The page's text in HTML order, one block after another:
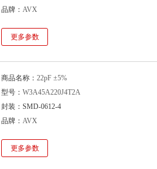
品牌： AVX
更多参数
商品名称： 22pF ±5%
型号： W3A45A220J4T2A
封装：SMD-0612-4
品牌： AVX
更多参数